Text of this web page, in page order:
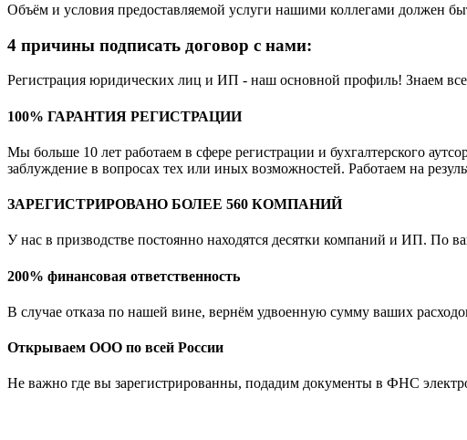
Объём и условия предоставляемой услуги нашими коллегами должен
4 причины подписать договор с нами:
Регистрация юридических лиц и ИП - наш основной профиль! Знаем
100% ГАРАНТИЯ РЕГИСТРАЦИИ
Мы больше 10 лет работаем в сфере регистрации и бухгалтерского
заблуждение в вопросах тех или иных возможностей. Работаем на
ЗАРЕГИСТРИРОВАНО БОЛЕЕ 560 КОМПАНИЙ
У нас в призводстве постоянно находятся десятки компаний и ИП. По
200% финансовая ответственность
В случае отказа по нашей вине, вернём удвоенную сумму ваших
Открываем ООО по всей России
Не важно где вы зарегистрированны, подадим документы в ФНС